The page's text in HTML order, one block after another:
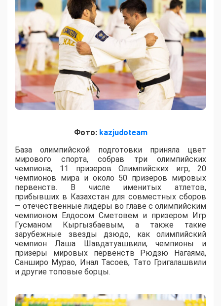
Фото: kazjudoteam
База олимпийской подготовки приняла цвет
мирового спорта, собрав три олимпийских
чемпиона, 11 призеров Олимпийских игр, 20
чемпионов мира и около 50 призеров мировых
первенств. В числе именитых атлетов,
прибывших в Казахстан для совместных сборов
— отечественные лидеры во главе с олимпийским
чемпионом Елдосом Сметовем и призером Игр
Гусманом Кыргызбаевым, а также такие
зарубежные звезды дзюдо, как олимпийский
чемпион Лаша Шавдатуашвили, чемпионы и
призеры мировых первенств Рюдзю Нагаяма,
Санширо Мурао, Инал Тасоев, Тато Григалашвили
и другие топовые борцы.